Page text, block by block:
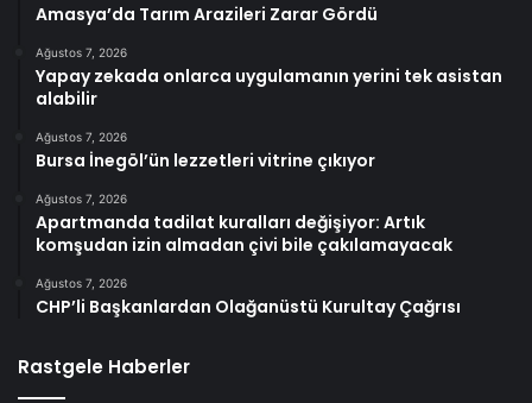
Amasya’da Tarım Arazileri Zarar Gördü
Ağustos 7, 2026
Yapay zekada onlarca uygulamanın yerini tek asistan
alabilir
Ağustos 7, 2026
Bursa İnegöl’ün lezzetleri vitrine çıkıyor
Ağustos 7, 2026
Apartmanda tadilat kuralları değişiyor: Artık
komşudan izin almadan çivi bile çakılamayacak
Ağustos 7, 2026
CHP’li Başkanlardan Olağanüstü Kurultay Çağrısı
Rastgele Haberler